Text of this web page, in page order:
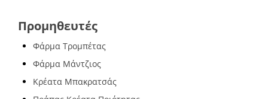
Προμηθευτές
Φάρμα Τρομπέτας
Φάρμα Μάντζιος
Κρέατα Μπακρατσάς